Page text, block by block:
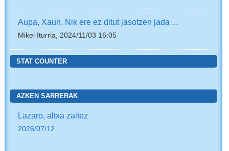
Aupa, Xaun. Nik ere ez ditut jasotzen jada ...
Mikel Iturria, 2024/11/03 16:05
STAT COUNTER
AZKEN SARRERAK
Lazaro, altxa zaitez
2026/07/12